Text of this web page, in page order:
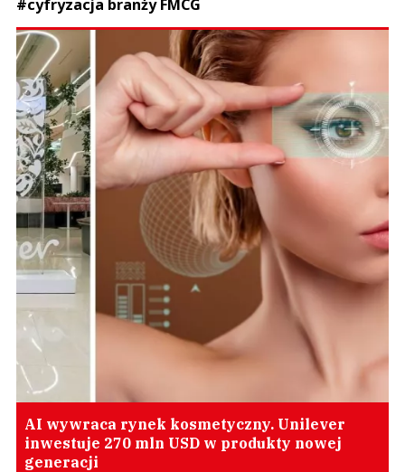
#cyfryzacja branży FMCG
AI wywraca rynek kosmetyczny. Unilever
inwestuje 270 mln USD w produkty nowej
generacji